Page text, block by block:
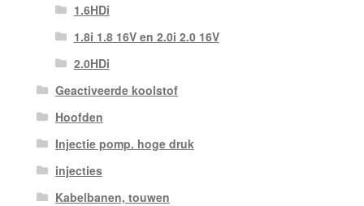
1.6HDi
1.8i 1.8 16V en 2.0i 2.0 16V
2.0HDi
Geactiveerde koolstof
Hoofden
Injectie pomp. hoge druk
injecties
Kabelbanen, touwen